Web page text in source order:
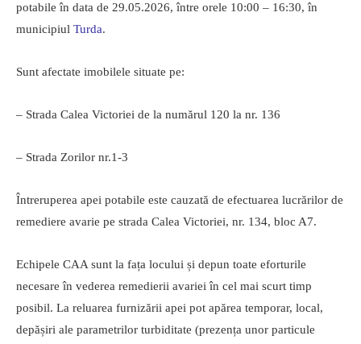
potabile în data de 29.05.2026, între orele 10:00 – 16:30, în
municipiul Turda.
Sunt afectate imobilele situate pe:
– Strada Calea Victoriei de la numărul 120 la nr. 136
– Strada Zorilor nr.1-3
Întreruperea apei potabile este cauzată de efectuarea lucrărilor de
remediere avarie pe strada Calea Victoriei, nr. 134, bloc A7.
Echipele CAA sunt la fața locului și depun toate eforturile
necesare în vederea remedierii avariei în cel mai scurt timp
posibil. La reluarea furnizării apei pot apărea temporar, local,
depășiri ale parametrilor turbiditate (prezența unor particule